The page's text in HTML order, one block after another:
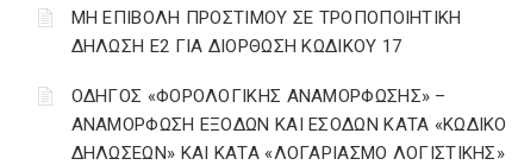
ΜΗ ΕΠΙΒΟΛΗ ΠΡΟΣΤΙΜΟΥ ΣΕ ΤΡΟΠΟΠΟΙΗΤΙΚΗ
ΔΗΛΩΣΗ Ε2 ΓΙΑ ΔΙΟΡΘΩΣΗ ΚΩΔΙΚΟΥ 17
ΟΔΗΓΟΣ «ΦΟΡΟΛΟΓΙΚΗΣ ΑΝΑΜΟΡΦΩΣΗΣ» –
ΑΝΑΜΟΡΦΩΣΗ ΕΞΟΔΩΝ ΚΑΙ ΕΣΟΔΩΝ ΚΑΤΑ «ΚΩΔΙΚΟ
ΔΗΛΩΣΕΩΝ» ΚΑΙ ΚΑΤΑ «ΛΟΓΑΡΙΑΣΜΟ ΛΟΓΙΣΤΙΚΗΣ»